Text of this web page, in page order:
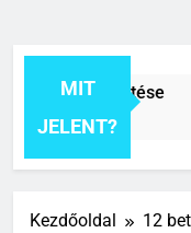
MIT
JELENT?
jelentése
Kezdőoldal 12